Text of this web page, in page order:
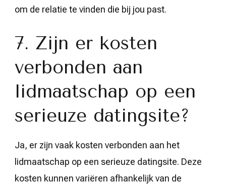
om de relatie te vinden die bij jou past.
7. Zijn er kosten
verbonden aan
lidmaatschap op een
serieuze datingsite?
Ja, er zijn vaak kosten verbonden aan het
lidmaatschap op een serieuze datingsite. Deze
kosten kunnen variëren afhankelijk van de